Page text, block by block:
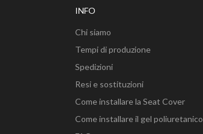
INFO
Chi siamo
Tempi di produzione
Spedizioni
Resi e sostituzioni
Come installare la Seat Cover
Come installare il gel poliuretanico